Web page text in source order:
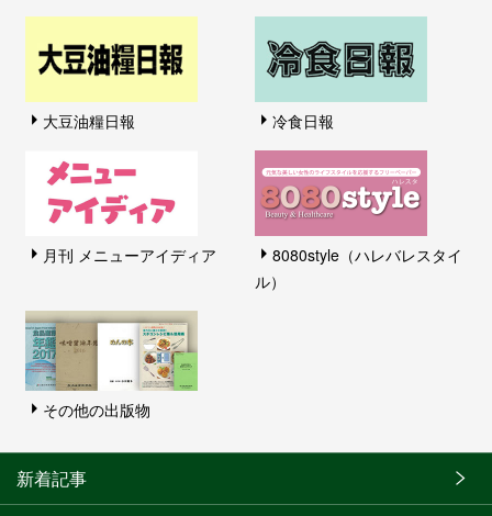
大豆油糧日報 冷食日報
月刊 メニューアイディア
8080style（ハレバレスタイ
ル）
その他の出版物
新着記事